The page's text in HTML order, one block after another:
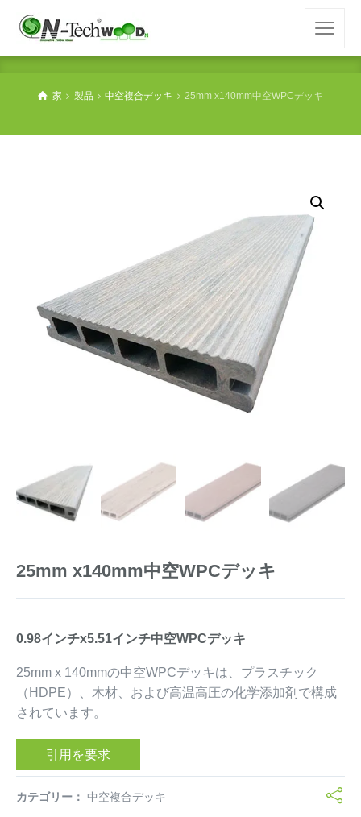
家 製品 中空複合デッキ 25mm x140mm中空WPCデッキ
25mm x140mm中空WPCデッキ
0.98インチx5.51インチ中空WPCデッキ
25mm x 140mmの中空WPCデッキは、プラスチック
（HDPE）、木材、および高温高圧の化学添加剤で構成
されています。
引用を要求
カテゴリー： 中空複合デッキ